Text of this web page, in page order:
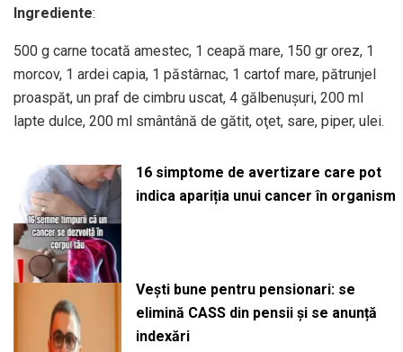
Ingrediente:
500 g carne tocată amestec, 1 ceapă mare, 150 gr orez, 1
morcov, 1 ardei capia, 1 păstârnac, 1 cartof mare, pătrunjel
proaspăt, un praf de cimbru uscat, 4 gălbenuşuri, 200 ml
lapte dulce, 200 ml smântână de gătit, oţet, sare, piper, ulei.
16 simptome de avertizare care pot
indica apariția unui cancer în organism
Vești bune pentru pensionari: se
elimină CASS din pensii și se anunță
indexări